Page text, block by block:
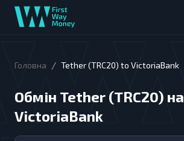
Головна / Tether (TRC20) to VictoriaBank
Обмін Tether (TRC20) на
VictoriaBank